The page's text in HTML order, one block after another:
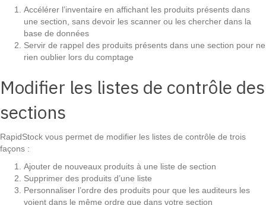
Accélérer l’inventaire en affichant les produits présents dans
une section, sans devoir les scanner ou les chercher dans la
base de données
Servir de rappel des produits présents dans une section pour ne
rien oublier lors du comptage
Modifier les listes de contrôle des
sections
RapidStock vous permet de modifier les listes de contrôle de trois
façons :
Ajouter de nouveaux produits à une liste de section
Supprimer des produits d’une liste
Personnaliser l’ordre des produits pour que les auditeurs les
voient dans le même ordre que dans votre section